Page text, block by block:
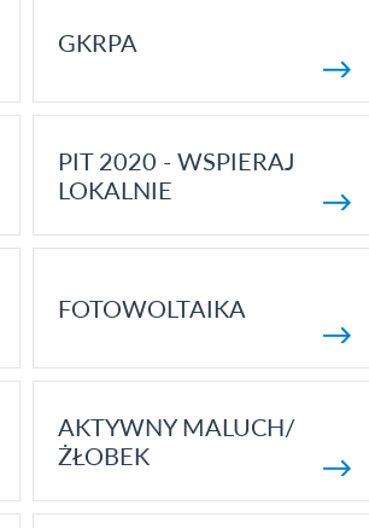
GKRPA
PIT 2020 - WSPIERAJ
LOKALNIE
FOTOWOLTAIKA
AKTYWNY MALUCH/
ŻŁOBEK